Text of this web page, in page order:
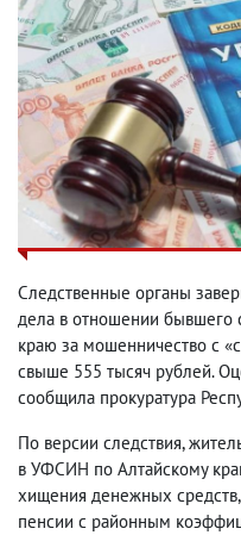
Следственные органы
дела в отношении бывшего
краю за мошенничество с
свыше 555 тысяч рублей.
сообщила прокуратура
По версии следствия,
в УФСИН по Алтайскому
хищения денежных
пенсии с районным